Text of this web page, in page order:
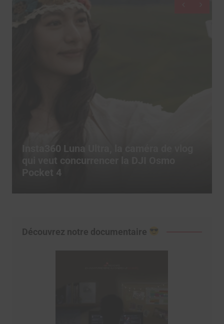
Comment utiliser les templates CapCut
pour exploser son engagement sur
TikTok ?
Découvrez notre documentaire